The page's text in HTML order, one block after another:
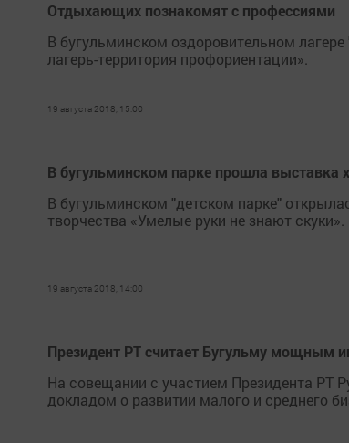
Отдыхающих познакомят с профессиями
В бугульминском оздоровительном
лагерь-территория профориентации».
19 августа 2018, 15:00
В бугульминском парке прошла выставка
В бугульминском "детском парке"
творчества «Умелые руки не знают скуки».
19 августа 2018, 14:00
Президент РТ считает Бугульму мощным
На совещании с участием Президента РТ
докладом о развитии малого и среднего